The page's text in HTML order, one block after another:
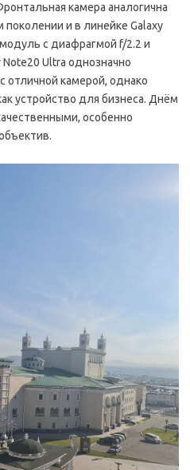
камера аналогична
и в линейке Galaxy
с диафрагмой f/2.2 и
Ultra однозначно
отличной камерой, однако
устройство для бизнеса. Днём
особенно